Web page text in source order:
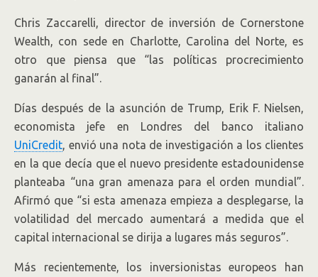
Chris Zaccarelli, director de inversión de Cornerstone
Wealth, con sede en Charlotte, Carolina del Norte, es
otro que piensa que “las políticas procrecimiento
ganarán al final”.
Días después de la asunción de Trump, Erik F. Nielsen,
economista jefe en Londres del banco italiano
UniCredit, envió una nota de investigación a los clientes
en la que decía que el nuevo presidente estadounidense
planteaba “una gran amenaza para el orden mundial”.
Afirmó que “si esta amenaza empieza a desplegarse, la
volatilidad del mercado aumentará a medida que el
capital internacional se dirija a lugares más seguros”.
Más recientemente, los inversionistas europeos han